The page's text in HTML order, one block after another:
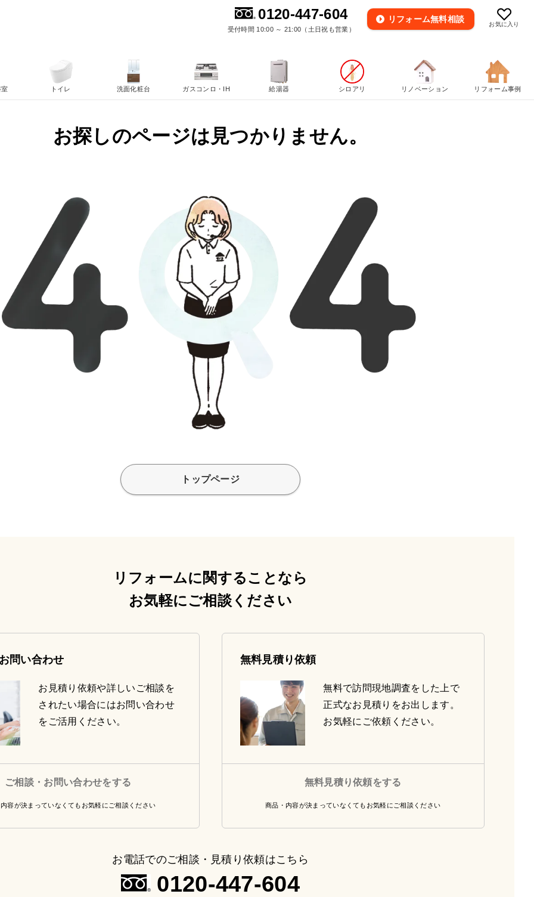
お気に入り
0120-447-604
受付時間 10:00 ～ 21:00（土日祝も営業）
リフォーム無料相談
お探しのページは見つかりません。
トップページ
リフォームに関することなら
お気軽にご相談ください
問い合わせ
お見積り依頼や詳しいご相談を
されたい場合にはお問い合わせ
をご活用ください。
ご相談・お問い合わせをする
容が決まっていなくてもお気軽にご相談ください
無料見積り依頼
無料で訪問現地調査をした上で
正式なお見積りをお出します。
お気軽にご依頼ください。
無料見積り依頼をする
商品・内容が決まっていなくてもお気軽にご相談ください
お電話でのご相談・見積り依頼はこちら
0120-447-604
室 トイレ 洗面化粧台 ガスコンロ・IH 給湯器 シロアリ リノベーション リフォーム事例